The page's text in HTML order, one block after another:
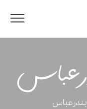
بندرعباس